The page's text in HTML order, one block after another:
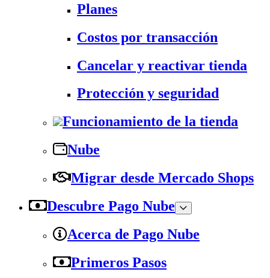
Planes
Costos por transacción
Cancelar y reactivar tienda
Protección y seguridad
Funcionamiento de la tienda
Nube
Migrar desde Mercado Shops
Descubre Pago Nube
Acerca de Pago Nube
Primeros Pasos